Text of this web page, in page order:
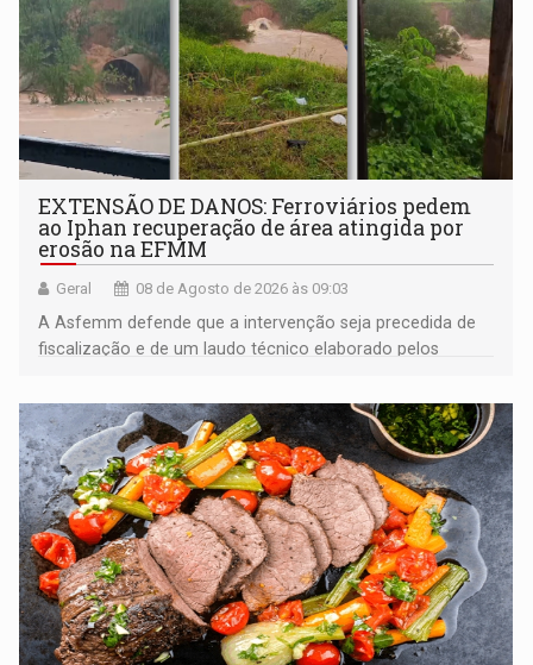
EXTENSÃO DE DANOS: Ferroviários pedem
ao Iphan recuperação de área atingida por
erosão na EFMM
Geral 08 de Agosto de 2026 às 09:03
A Asfemm defende que a intervenção seja precedida de
fiscalização e de um laudo técnico elaborado pelos